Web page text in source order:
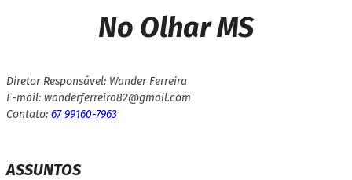
No Olhar MS
Diretor Responsável: Wander Ferreira
E-mail: wanderferreira82@gmail.com
Contato: 67 99160-7963
ASSUNTOS